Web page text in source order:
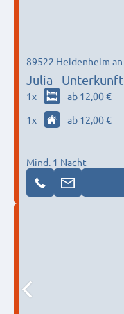
Julia -
89522 Heidenheim
1x ab 12,00 €
1x ab 12,00 €
Mind. 1 Nacht